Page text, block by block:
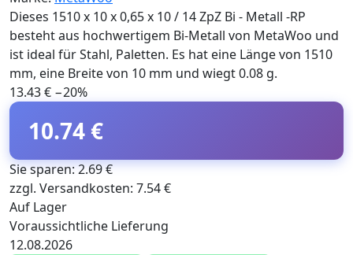
Dieses 1510 x 10 x 0,65 x 10 / 14 ZpZ Bi - Metall -RP
besteht aus hochwertigem Bi-Metall von MetaWoo und
ist ideal für Stahl, Paletten. Es hat eine Länge von 1510
mm, eine Breite von 10 mm und wiegt 0.08 g.
13.43 € −20%
10.74 €
Sie sparen: 2.69 €
zzgl. Versandkosten: 7.54 €
Auf Lager
Voraussichtliche Lieferung
12.08.2026